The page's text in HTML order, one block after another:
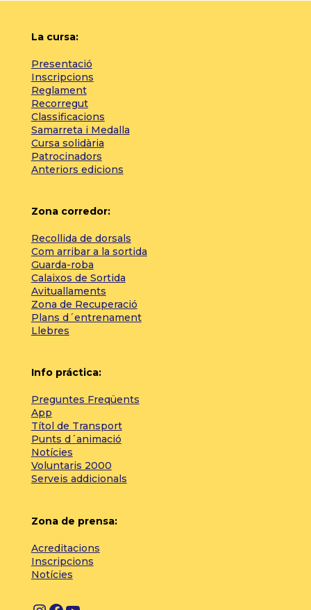
La cursa:
Presentació
Inscripcions
Reglament
Recorregut
Classificacions
Samarreta i Medalla
Cursa solidària
Patrocinadors
Anteriors edicions
Zona corredor:
Recollida de dorsals
Com arribar a la sortida
Guarda-roba
Calaixos de Sortida
Avituallaments
Zona de Recuperació
Plans d´entrenament
Llebres
Info práctica:
Preguntes Freqüents
App
Títol de Transport
Punts d´animació
Notícies
Voluntaris 2000
Serveis addicionals
Zona de prensa:
Acreditacions
Inscripcions
Notícies